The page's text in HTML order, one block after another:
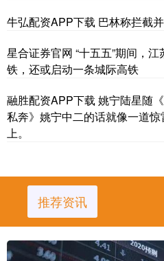
牛弘配资APP下载 巴林称拦截
星合证券官网 “十五五”期间，
铁，还或启动一条城际高铁
融胜配资APP下载 姚宁陆星随
私奔》姚宁中二的话就像一道
上。
推荐资讯